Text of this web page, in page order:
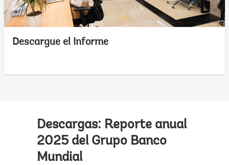
Descargue el Informe
Descargas: Reporte anual
2025 del Grupo Banco
Mundial